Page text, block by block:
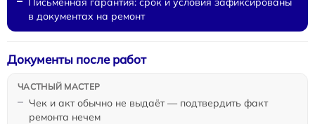
в документах на ремонт
Чек и акт обычно не выдаёт — подтвердить факт
ремонта нечем
Документы после работ